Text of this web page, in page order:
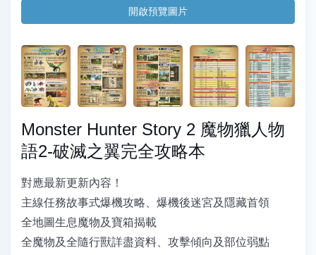
開啟預覽圖片
Monster Hunter Story 2 魔物獵人物
語2-破滅之翼完全攻略本
對應最新更新內容！
主線任務故事式爆機攻略、爆機後迷宮及隱藏首領
全地圖生息魔物及寶箱揭載
全魔物及全隨行獸詳盡資料、攻擊傾向及部位弱點